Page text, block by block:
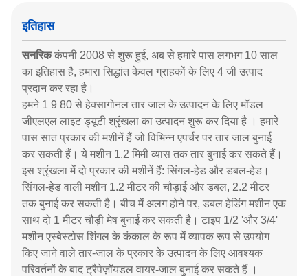
इतिहास
सनरिककंपनी 2008 से शुरू हुई, अब से हमारे पास लगभग 10 साल
का इतिहास है, हमारा सिद्धांत केवल ग्राहकों के लिए 4 जी उत्पाद
प्रदान कर रहा है।
हमने 1 9 80 से हेक्सागोनल तार जाल के उत्पादन के लिए मॉडल
जीएलएल लाइट ड्यूटी श्रृंखला का उत्पादन शुरू कर दिया है । हमारे
पास सात प्रकार की मशीनें हैं जो विभिन्न एपर्चर पर तार जाल बुनाई
कर सकती हैं। ये मशीन 1.2 मिमी व्यास तक तार बुनाई कर सकते हैं।
इस श्रृंखला में दो प्रकार की मशीनें हैं: सिंगल-हेड और डबल-हेड।
सिंगल-हेड वाली मशीन 1.2 मीटर की चौड़ाई और डबल, 2.2 मीटर
तक बुनाई कर सकती है। बीच में अलग होने पर, डबल हेडिंग मशीन एक
साथ दो 1 मीटर चौड़ी मेष बुनाई कर सकती है। टाइप 1/2 'और 3/4'
मशीन एस्बेस्टोस शिंगल के कंकाल के रूप में व्यापक रूप से उपयोग
किए जाने वाले तार-जाल के प्रकार के उत्पादन के लिए आवश्यक
परिवर्तनों के बाद ट्रैपेज़ॉयडल वायर-जाल बुनाई कर सकते हैं ।